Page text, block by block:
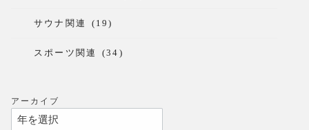
サウナ関連 (19)
スポーツ関連 (34)
アーカイブ